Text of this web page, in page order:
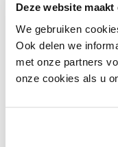
Deze website
We gebruiken
Ook delen we
met onze partners
onze cookies als u
De kippenboeren